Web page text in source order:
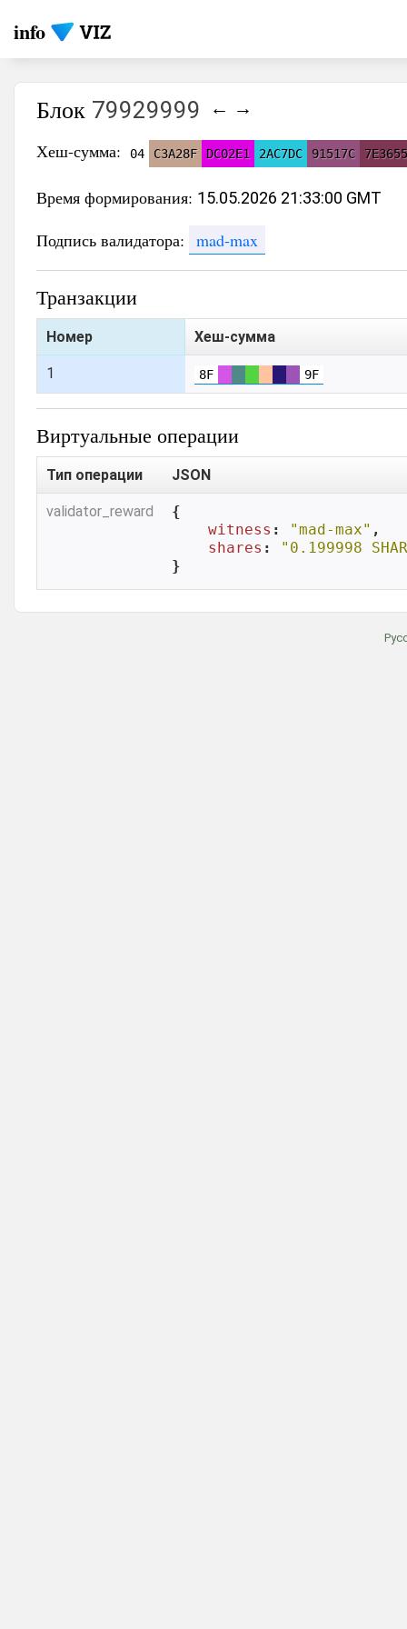
info
Блок 79929999 ← →
Хеш-сумма:
04 C3A28F DC02E1 2AC7DC 91517C 7E3655
Время формирования: 15.05.2026 21:33:00 GMT
Подпись валидатора: mad-max
Транзакции
Номер Хеш-сумма
1 8F 9F
Виртуальные операции
Тип операции JSON
validator_reward
{
witness : "mad-max" ,
shares :
"0.199998
}